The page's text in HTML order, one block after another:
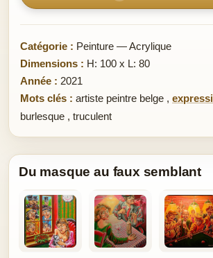
Catégorie : Peinture — Acrylique
Dimensions : H: 100 x L: 80
Année : 2021
Mots clés : artiste peintre belge ,
burlesque , truculent
Du masque au faux semblant